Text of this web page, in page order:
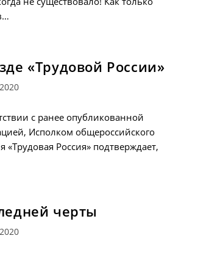
«Трудовой России»
с ранее опубликованной
Исполком общероссийского
«Трудовая Россия» подтверждает,
черты